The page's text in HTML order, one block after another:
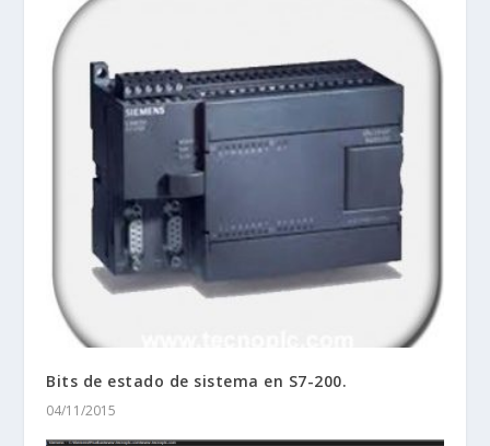
Bits de estado de sistema en S7-200.
04/11/2015